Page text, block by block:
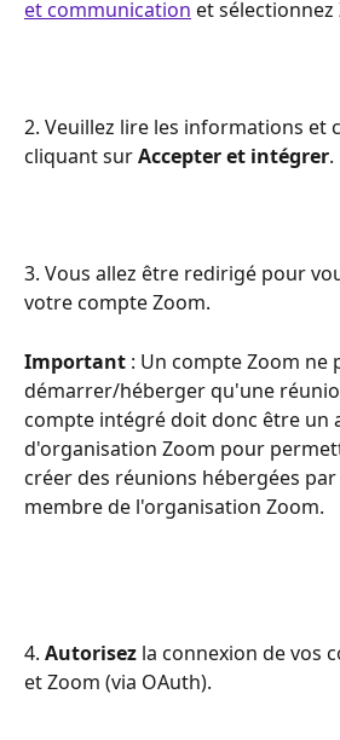
et communication et sélectionnez
2. Veuillez lire les informations et
cliquant sur Accepter et intégrer.
3. Vous allez être redirigé pour
votre compte Zoom.
Important : Un compte Zoom ne
démarrer/héberger qu'une
compte intégré doit donc être un
d'organisation Zoom pour
créer des réunions hébergées
membre de l'organisation Zoom.
4. Autorisez la connexion de vos
et Zoom (via OAuth).